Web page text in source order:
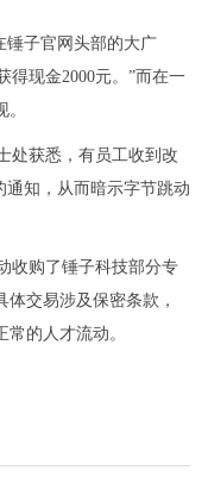
锤子官网头部的大广
得现金2000元。”而在一
处获悉，有员工收到改
通知，从而暗示字节跳动
收购了锤子科技部分专
交易涉及保密条款，
的人才流动。